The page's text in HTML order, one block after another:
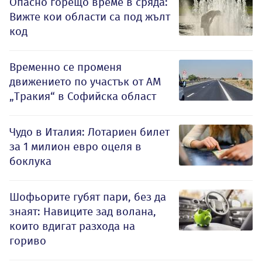
Вижте кои области са под жълт
код
Временно се променя
движението по участък от АМ
„Тракия“ в Софийска област
Чудо в Италия: Лотариен билет
за 1 милион евро оцеля в
боклука
Шофьорите губят пари, без да
знаят: Навиците зад волана,
които вдигат разхода на
гориво